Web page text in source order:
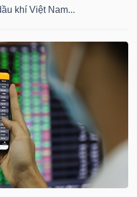
khí Việt Nam...